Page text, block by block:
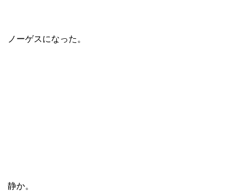
ノーゲスになった。
静か。